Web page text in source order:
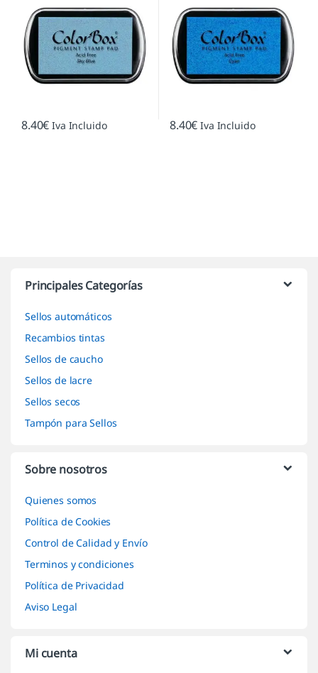
8.40€ Iva Incluido 8.40€ Iva Incluido
Principales Categorías
Sellos automáticos
Recambios tintas
Sellos de caucho
Sellos de lacre
Sellos secos
Tampón para Sellos
Sobre nosotros
Quienes somos
Política de Cookies
Control de Calidad y Envío
Terminos y condiciones
Política de Privacidad
Aviso Legal
Mi cuenta